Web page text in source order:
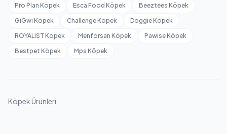
Pro Plan Köpek
Esca Food Köpek
Beeztees Köpek
GiGwi Köpek
Challenge Köpek
Doggie Köpek
ROYALIST Köpek
Menforsan Köpek
Pawise Köpek
Bestpet Köpek
Mps Köpek
Köpek Ürünleri